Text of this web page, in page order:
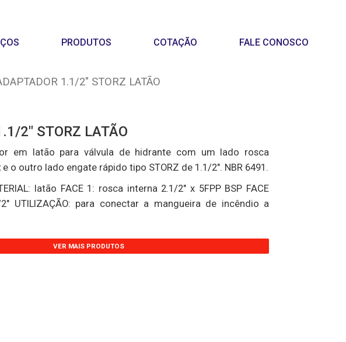
PRODUTOS COTAÇÃO FALE CONOSCO
1.1/2" STORZ LATÃO
2" STORZ LATÃO
em latão para válvula de hidrante com um lado rosca
e o outro lado engate rápido tipo STORZ de 1.1/2". NBR 6491.
latão FACE 1: rosca interna 2.1/2" x 5FPP BSP FACE
UTILIZAÇÃO: para conectar a mangueira de incêndio a
VER MAIS PRODUTOS